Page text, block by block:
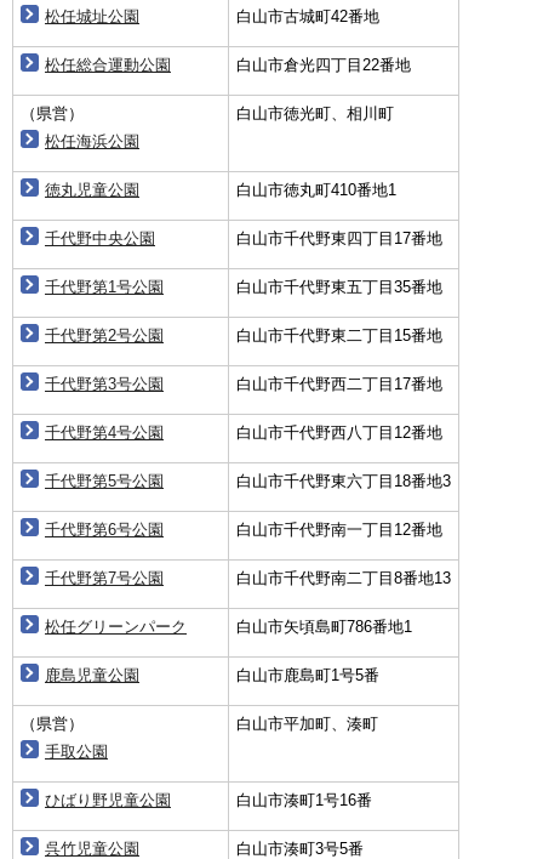
松任城址公園 白山市古城町42番地
松任総合運動公園 白山市倉光四丁目22番地
（県営）
松任海浜公園
白山市徳光町、相川町
徳丸児童公園 白山市徳丸町410番地1
千代野中央公園 白山市千代野東四丁目17番地
千代野第1号公園 白山市千代野東五丁目35番地
千代野第2号公園 白山市千代野東二丁目15番地
千代野第3号公園 白山市千代野西二丁目17番地
千代野第4号公園 白山市千代野西八丁目12番地
千代野第5号公園 白山市千代野東六丁目18番地3
千代野第6号公園 白山市千代野南一丁目12番地
千代野第7号公園 白山市千代野南二丁目8番地13
松任グリーンパーク 白山市矢頃島町786番地1
鹿島児童公園 白山市鹿島町1号5番
（県営）
手取公園
白山市平加町、湊町
ひばり野児童公園 白山市湊町1号16番
呉竹児童公園 白山市湊町3号5番